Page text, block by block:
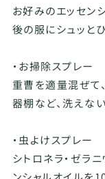
お好みのエッセン
後の服にシュッと
・お掃除スプレー
重曹を適量混ぜて
器棚など、洗えな
・虫よけスプレー
シトロネラ・ゼラ